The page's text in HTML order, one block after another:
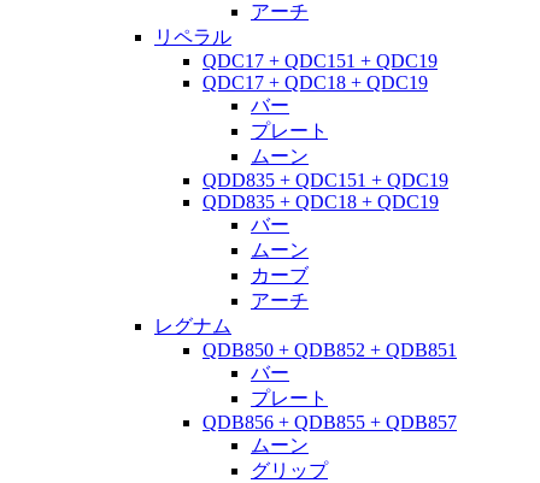
アーチ
リペラル
QDC17 + QDC151 + QDC19
QDC17 + QDC18 + QDC19
バー
プレート
ムーン
QDD835 + QDC151 + QDC19
QDD835 + QDC18 + QDC19
バー
ムーン
カーブ
アーチ
レグナム
QDB850 + QDB852 + QDB851
バー
プレート
QDB856 + QDB855 + QDB857
ムーン
グリップ